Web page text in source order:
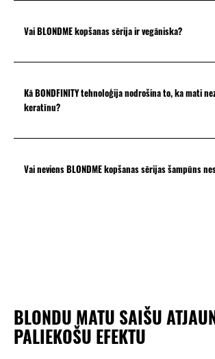
Vai BLONDME kopšanas sērija ir vegāniska?
Kā BONDFINITY tehnoloģija nodrošina to, ka mati
keratīnu?
Vai neviens BLONDME kopšanas sērijas šampūns
BLONDU MATU SAIŠU
PALIEKOŠU EFEKTU